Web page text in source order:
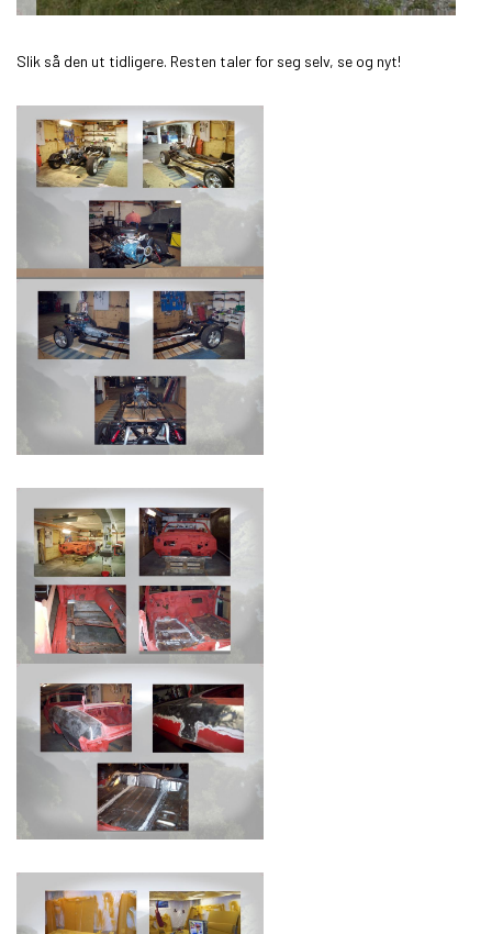
Slik så den ut tidligere. Resten taler for seg selv, se og nyt!